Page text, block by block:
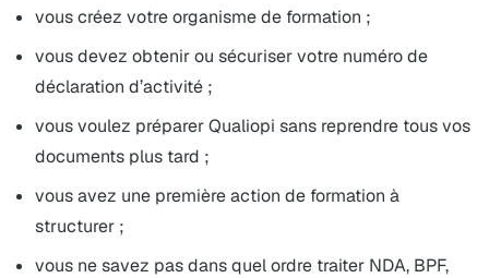
vous créez votre organisme de formation ;
vous devez obtenir ou sécuriser votre numéro de
déclaration d’activité ;
vous voulez préparer Qualiopi sans reprendre tous vos
documents plus tard ;
vous avez une première action de formation à
structurer ;
vous ne savez pas dans quel ordre traiter NDA, BPF,